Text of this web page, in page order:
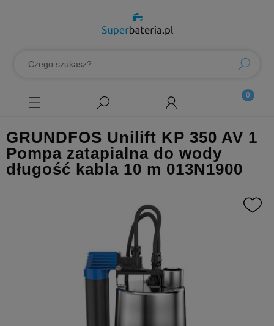
GRUNDFOS Unilift KP 350 AV 1
Pompa zatapialna do wody
długość kabla 10 m 013N1900